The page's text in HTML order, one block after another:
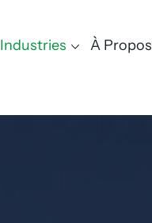
Industries À Propos